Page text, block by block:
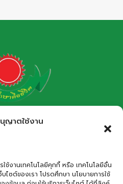
ญาตใช้งาน
ช้งานเทคโนโลยีคุกกี้ หรือ เทคโนโลยีอื่น
ซต์ของเรา โปรดศึกษา นโยบายการใช้
ยมศึกษากาฬสินธุ์
ล ตำบลกาฬสินธุ์ อำเภอเมือง